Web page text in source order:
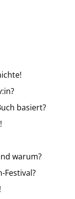
basiert?
warum?
Festival?